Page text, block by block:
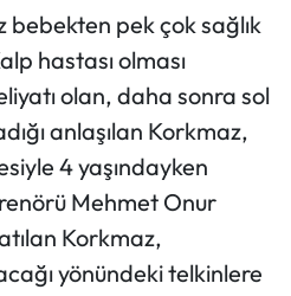
pek çok sağlık
hastası olması
olan, daha sonra sol
anlaşılan Korkmaz,
4 yaşındayken
Mehmet Onur
Korkmaz,
yönündeki telkinlere